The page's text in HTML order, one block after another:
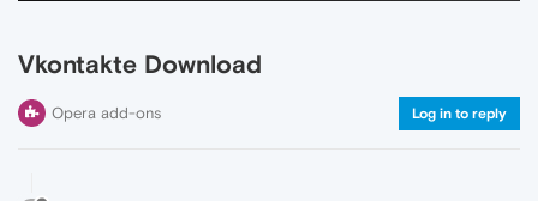
Vkontakte Download
Opera add-ons Log in to reply